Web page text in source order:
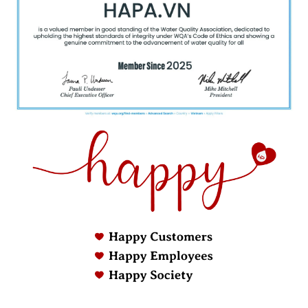
Lưu ý quan trọng: nên thay lõi theo điều kiện "nào
gia đình đông người, dùng nước nhiều, mốc lít
thường đến trước mốc tháng – nên ưu tiên theo dõi
theo lưu lượng thực tế thay vì chỉ tính theo lịch tháng
Dấu Hiệu Nhận Biết Cần
Thay Lõi Lọc Nước Ngay
hoặc đục dù trước đó trong suốt, còn dấu hiệu từ
máy gồm áp lực nước chảy yếu hẳn hoặc máy phát
tiếng ồn, chạy liên tục không ngừng.